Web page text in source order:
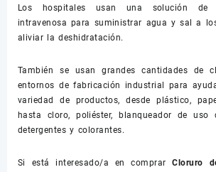
Los hospitales usan una solución de
intravenosa para suministrar agua y sal a
aliviar la deshidratación.
También se usan grandes cantidades de
entornos de fabricación industrial para
variedad de productos, desde plástico,
hasta cloro, poliéster, blanqueador de uso
detergentes y colorantes.
Si está interesado/a en comprar Cloruro